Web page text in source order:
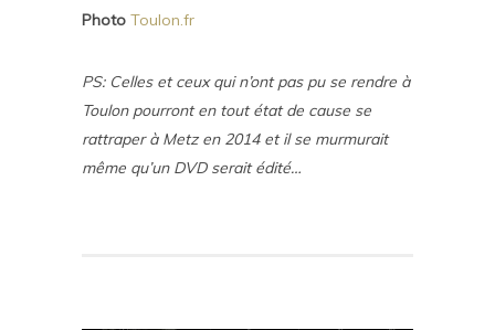
Photo Toulon.fr
PS: Celles et ceux qui n’ont pas pu se rendre à
Toulon pourront en tout état de cause se
rattraper à Metz en 2014 et il se murmurait
même qu’un DVD serait édité…